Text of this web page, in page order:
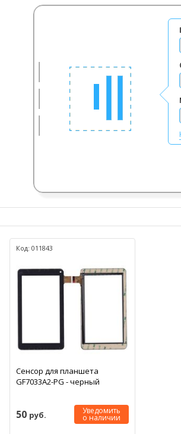
Код: 011843
Сенсор для планшета
GF7033A2-PG - черный
50 руб. Уведомить
о наличии